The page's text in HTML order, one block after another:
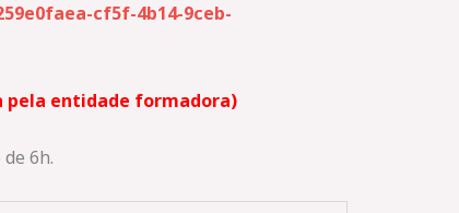
cf5f-4b14-9ceb-
pela entidade formadora)
6h.